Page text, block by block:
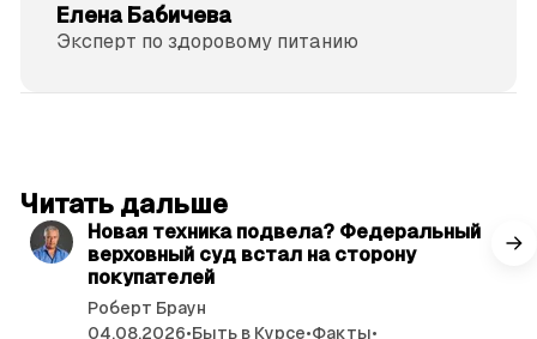
Елена Бабичева
Эксперт по здоровому питанию
Читать дальше
Новая техника подвела? Федеральный
верховный суд встал на сторону
покупателей
Роберт Браун
04.08.2026•Быть в Курсе•Факты•